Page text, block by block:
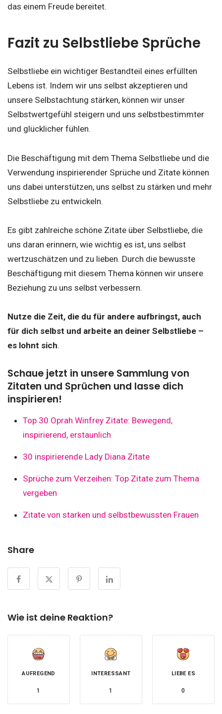
das einem Freude bereitet.
Fazit zu Selbstliebe Sprüche
Selbstliebe ein wichtiger Bestandteil eines erfüllten
Lebens ist. Indem wir uns selbst akzeptieren und
unsere Selbstachtung stärken, können wir unser
Selbstwertgefühl steigern und uns selbstbestimmter
und glücklicher fühlen.
Die Beschäftigung mit dem Thema Selbstliebe und die
Verwendung inspirierender Sprüche und Zitate können
uns dabei unterstützen, uns selbst zu stärken und mehr
Selbstliebe zu entwickeln.
Es gibt zahlreiche schöne Zitate über Selbstliebe, die
uns daran erinnern, wie wichtig es ist, uns selbst
wertzuschätzen und zu lieben. Durch die bewusste
Beschäftigung mit diesem Thema können wir unsere
Beziehung zu uns selbst verbessern.
Nutze die Zeit, die du für andere aufbringst, auch
für dich selbst und arbeite an deiner Selbstliebe –
es lohnt sich.
Schaue jetzt in unsere Sammlung von
Zitaten und Sprüchen und lasse dich
inspirieren!
Top 30 Oprah Winfrey Zitate: Bewegend,
inspirierend, erstaunlich
30 inspirierende Lady Diana Zitate
Sprüche zum Verzeihen: Top Zitate zum Thema
vergeben
Zitate von starken und selbstbewussten Frauen
Share
Wie ist deine Reaktion?
AUFREGEND
1
INTERESSANT
1
LIEBE ES
0